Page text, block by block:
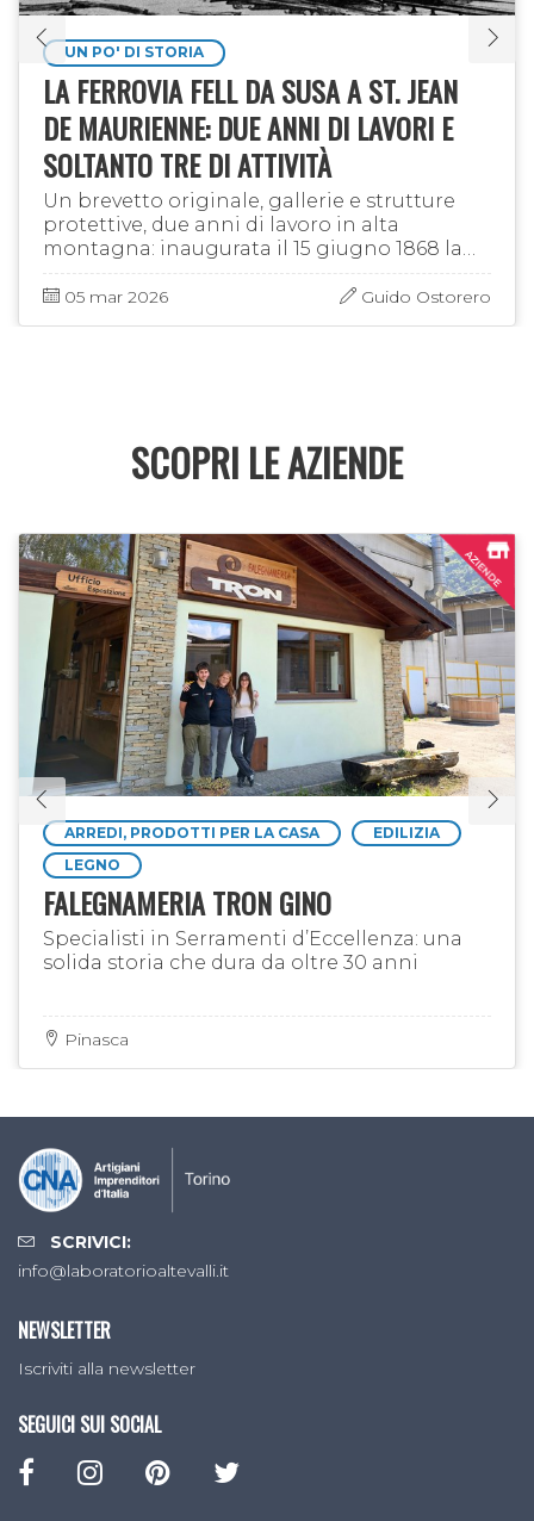
UN PO' DI STORIA
LA FERROVIA FELL DA SUSA A ST. JEAN
DE MAURIENNE: DUE ANNI DI LAVORI E
SOLTANTO TRE DI ATTIVITÀ
Un brevetto originale, gallerie e strutture
protettive, due anni di lavoro in alta
montagna: inaugurata il 15 giugno 1868 la
ferrovia Fell da Susa a St. Jean de Maurienne
restò in esercizio per …
05 mar 2026 Guido Ostorero
SCOPRI LE AZIENDE
ARREDI, PRODOTTI PER LA CASA
EDILIZIA
LEGNO
FALEGNAMERIA TRON GINO
Specialisti in Serramenti d’Eccellenza: una
solida storia che dura da oltre 30 anni
Pinasca
SCRIVICI:
info@laboratorioaltevalli.it
NEWSLETTER
Iscriviti alla newsletter
SEGUICI SUI SOCIAL